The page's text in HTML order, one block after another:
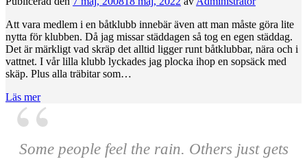
Att vara medlem i en båtklubb innebär även att man måste göra lite
nytta för klubben. Då jag missar städdagen så tog en egen städdag.
Det är märkligt vad skräp det alltid ligger runt båtklubbar, nära och i
vattnet. I vår lilla klubb lyckades jag plocka ihop en sopsäck med
skäp. Plus alla träbitar som…
Läs mer
Some people feel the rain. Others just gets